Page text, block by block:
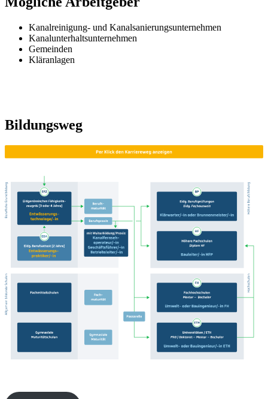
Kanalreinigung- und Kanalsanierungsunternehmen
Kanalunterhaltsunternehmen
Gemeinden
Kläranlagen
Bildungsweg